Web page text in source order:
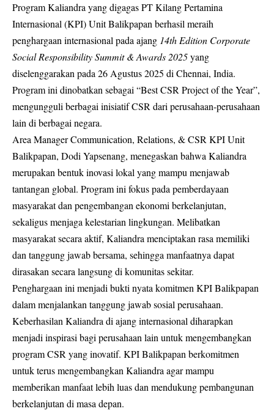
Program Kaliandra yang digagas PT Kilang Pertamina
Internasional (KPI) Unit Balikpapan berhasil meraih
penghargaan internasional pada ajang 14th Edition Corporate
Social Responsibility Summit & Awards 2025yang
diselenggarakan pada 26 Agustus 2025 di Chennai, India.
Program ini dinobatkan sebagai “Best CSR Project of the Year”,
mengungguli berbagai inisiatif CSR dari perusahaan-perusahaan
lain di berbagai negara.
Area Manager Communication, Relations, & CSR KPI Unit
Balikpapan, Dodi Yapsenang, menegaskan bahwa Kaliandra
merupakan bentuk inovasi lokal yang mampu menjawab
tantangan global. Program ini fokus pada pemberdayaan
masyarakat dan pengembangan ekonomi berkelanjutan,
sekaligus menjaga kelestarian lingkungan. Melibatkan
masyarakat secara aktif, Kaliandra menciptakan rasa memiliki
dan tanggung jawab bersama, sehingga manfaatnya dapat
dirasakan secara langsung di komunitas sekitar.
Penghargaan ini menjadi bukti nyata komitmen KPI Balikpapan
dalam menjalankan tanggung jawab sosial perusahaan.
Keberhasilan Kaliandra di ajang internasional diharapkan
menjadi inspirasi bagi perusahaan lain untuk mengembangkan
program CSR yang inovatif. KPI Balikpapan berkomitmen
untuk terus mengembangkan Kaliandra agar mampu
memberikan manfaat lebih luas dan mendukung pembangunan
berkelanjutan di masa depan.